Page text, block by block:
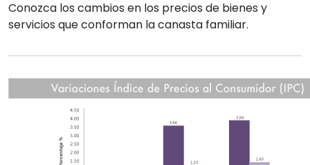
Conozca los cambios en los precios de bienes y
servicios que conforman la canasta familiar.